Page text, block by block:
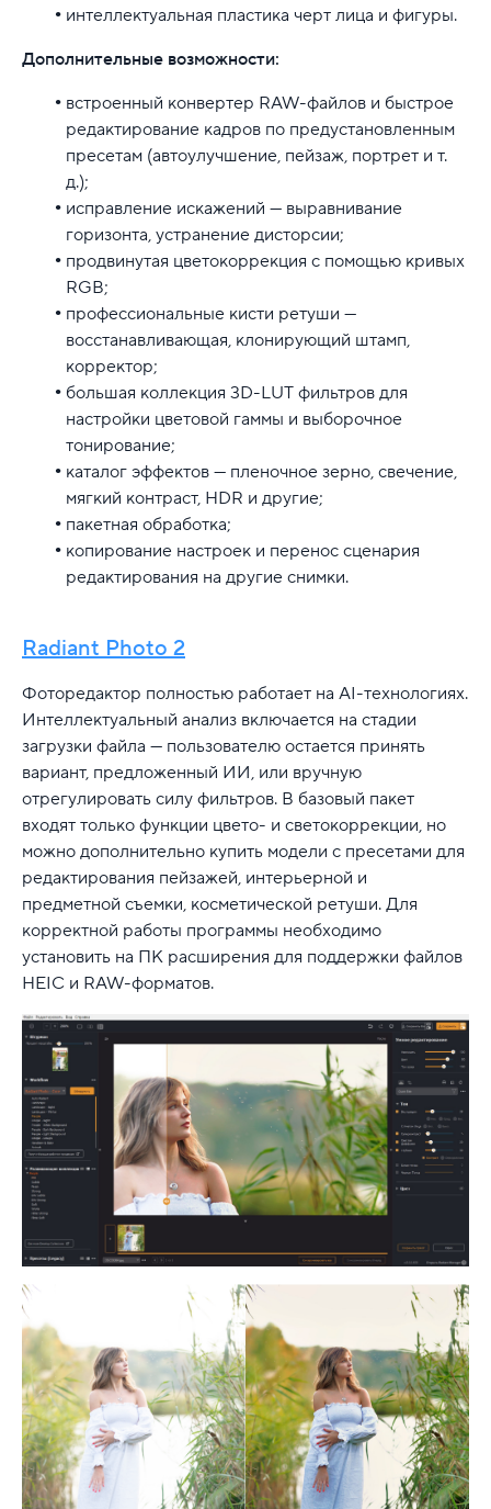
интеллектуальная пластика черт лица и фигуры.
Дополнительные возможности:
встроенный конвертер RAW-файлов и быстрое
редактирование кадров по предустановленным
пресетам (автоулучшение, пейзаж, портрет и т.
д.);
исправление искажений — выравнивание
горизонта, устранение дисторсии;
продвинутая цветокоррекция с помощью кривых
RGB;
профессиональные кисти ретуши —
восстанавливающая, клонирующий штамп,
корректор;
большая коллекция 3D-LUT фильтров для
настройки цветовой гаммы и выборочное
тонирование;
каталог эффектов — пленочное зерно, свечение,
мягкий контраст, HDR и другие;
пакетная обработка;
копирование настроек и перенос сценария
редактирования на другие снимки.
Radiant Photo 2
Фоторедактор полностью работает на AI-технологиях.
Интеллектуальный анализ включается на стадии
загрузки файла — пользователю остается принять
вариант, предложенный ИИ, или вручную
отрегулировать силу фильтров. В базовый пакет
входят только функции цвето- и светокоррекции, но
можно дополнительно купить модели с пресетами для
редактирования пейзажей, интерьерной и
предметной съемки, косметической ретуши. Для
корректной работы программы необходимо
установить на ПК расширения для поддержки файлов
HEIC и RAW-форматов.